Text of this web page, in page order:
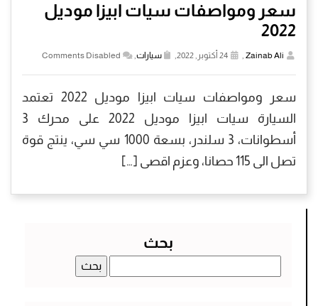
سعر ومواصفات سيات ابيزا موديل
2022
Zainab Ali
, سيارات,
Comments Disabled
سعر ومواصفات سيات ابيزا موديل 2022 تعتمد
السيارة سيات ابيزا موديل 2022 على محرك 3
أسطوانات، 3 سلندر، بسعة 1000 سي سي، ينتج قوة
تصل الى 115 حصانا، وعزم اقصى […]
بحث
عن: